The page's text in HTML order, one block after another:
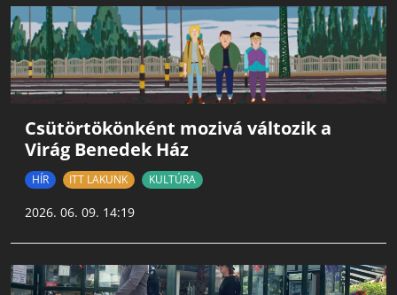
Csütörtökönként mozivá változik a
Virág Benedek Ház
HÍR ITT LAKUNK KULTÚRA
2026. 06. 09. 14:19